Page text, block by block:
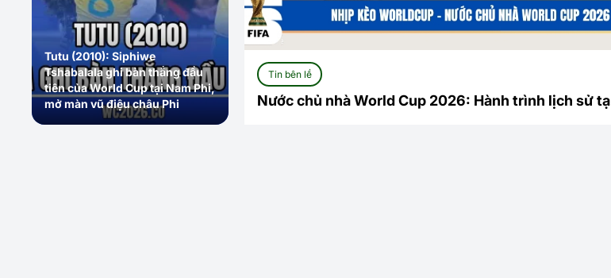
Tutu (2010): Siphiwe
Tshabalala ghi bàn thắng đầu
tiên của World Cup tại Nam Phi,
mở màn vũ điệu châu Phi
Tin bên lề
Nước chủ nhà World Cup 2026: Hành trình lịch sử